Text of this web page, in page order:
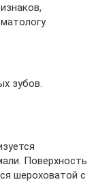
зубов.
Поверхность
шероховатой с